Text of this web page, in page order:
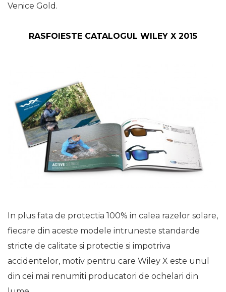
Venice Gold.
RASFOIESTE CATALOGUL WILEY X 2015
In plus fata de protectia 100% in calea razelor solare,
fiecare din aceste modele intruneste standarde
stricte de calitate si protectie si impotriva
accidentelor, motiv pentru care Wiley X este unul
din cei mai renumiti producatori de ochelari din